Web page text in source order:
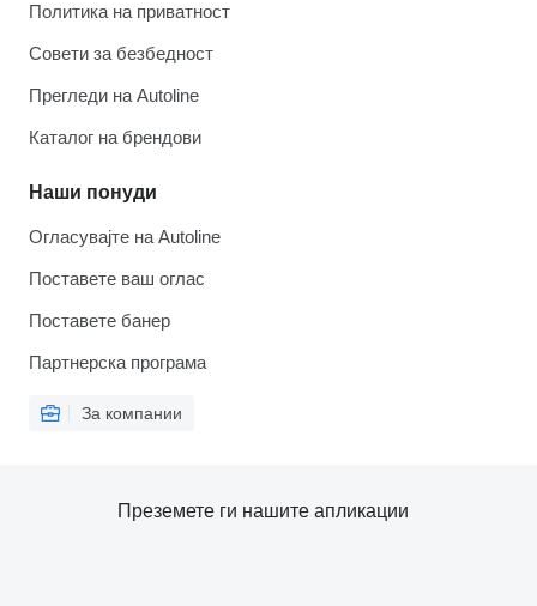
Политика на приватност
Совети за безбедност
Прегледи на Autoline
Каталог на брендови
Наши понуди
Огласувајте на Autoline
Поставете ваш оглас
Поставете банер
Партнерска програма
За компании
Преземете ги нашите апликации